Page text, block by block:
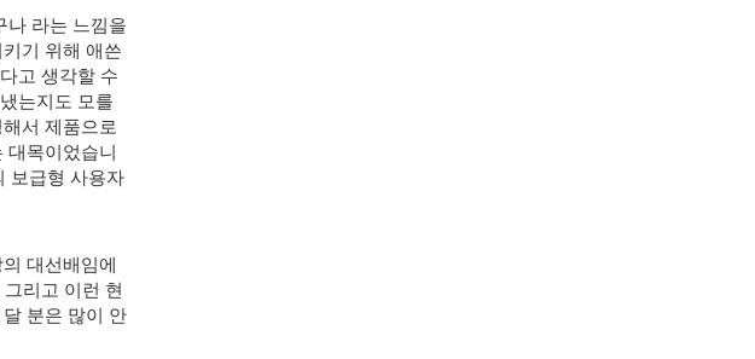
나 라는 느낌을
기 위해 애쓴
고 생각할 수
는지도 모를
서 제품으로
목이었습니
보급형 사용자
대선배임에
리고 이런 현
분은 많이 안